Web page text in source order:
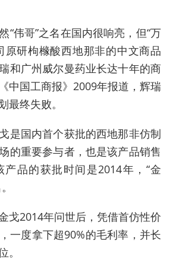
“伟哥”之名在国内很响亮，但“万
原研枸橼酸西地那非的中文商品
和广州威尔曼药业长达十年的商
中国工商报》2009年报道，辉瑞
最终失败。
是国内首个获批的西地那非仿制
的重要参与者，也是该产品销售
品的获批时间是2014年，“金
金戈2014年问世后，凭借首仿性价
一度拿下超90%的毛利率，并长